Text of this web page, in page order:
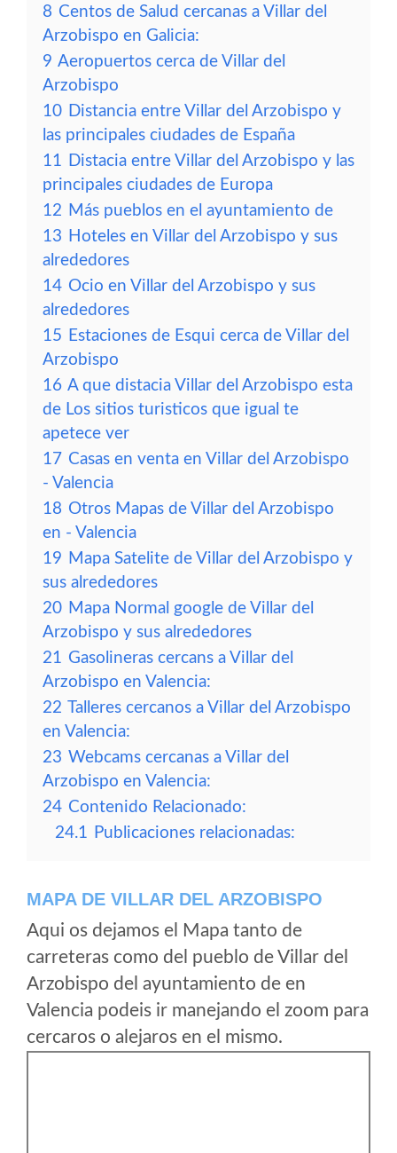
8 Centos de Salud cercanas a Villar del
Arzobispo en Galicia:
9 Aeropuertos cerca de Villar del
Arzobispo
10 Distancia entre Villar del Arzobispo y
las principales ciudades de España
11 Distacia entre Villar del Arzobispo y las
principales ciudades de Europa
12 Más pueblos en el ayuntamiento de
13 Hoteles en Villar del Arzobispo y sus
alrededores
14 Ocio en Villar del Arzobispo y sus
alrededores
15 Estaciones de Esqui cerca de Villar del
Arzobispo
16 A que distacia Villar del Arzobispo esta
de Los sitios turisticos que igual te
apetece ver
17 Casas en venta en Villar del Arzobispo
- Valencia
18 Otros Mapas de Villar del Arzobispo
en - Valencia
19 Mapa Satelite de Villar del Arzobispo y
sus alrededores
20 Mapa Normal google de Villar del
Arzobispo y sus alrededores
21 Gasolineras cercans a Villar del
Arzobispo en Valencia:
22 Talleres cercanos a Villar del Arzobispo
en Valencia:
23 Webcams cercanas a Villar del
Arzobispo en Valencia:
24 Contenido Relacionado:
24.1 Publicaciones relacionadas:
MAPA DE VILLAR DEL ARZOBISPO
Aqui os dejamos el Mapa tanto de
carreteras como del pueblo de Villar del
Arzobispo del ayuntamiento de en
Valencia podeis ir manejando el zoom para
cercaros o alejaros en el mismo.